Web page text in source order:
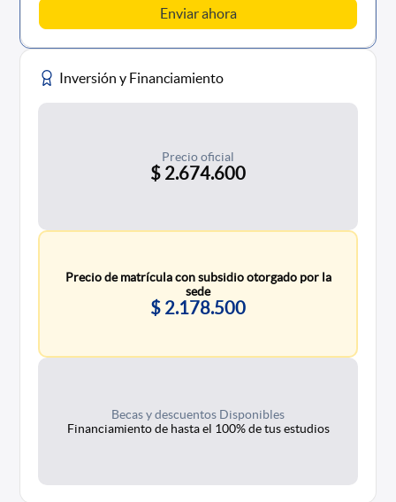
Inversión y Financiamiento
Precio oficial
$ 2.674.600
Precio de matrícula con subsidio otorgado por la
sede
$ 2.178.500
Becas y descuentos Disponibles
Financiamiento de hasta el 100% de tus estudios